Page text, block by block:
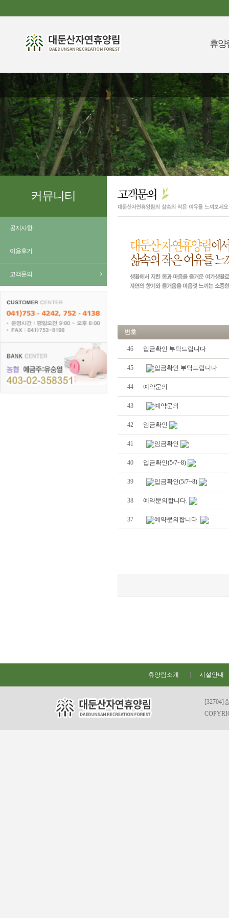
휴양
커뮤니티
공지사항
이용후기
고객문의
번호
46 입금확인 부탁드립니다
45 입금확인 부탁드립니다
44 예약문의
43 예약문의
42 임금확인
41 임금확인
40 입금확인(5/7~8)
39 입금확인(5/7~8)
38 예약문의합니다.
37 예약문의합니다.
휴양림소개 시설안내
[32704]